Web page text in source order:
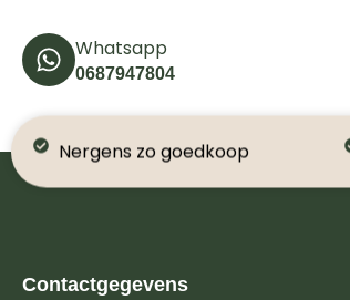
Whatsapp
0687947804
Nergens zo goedkoop
Contactgegevens